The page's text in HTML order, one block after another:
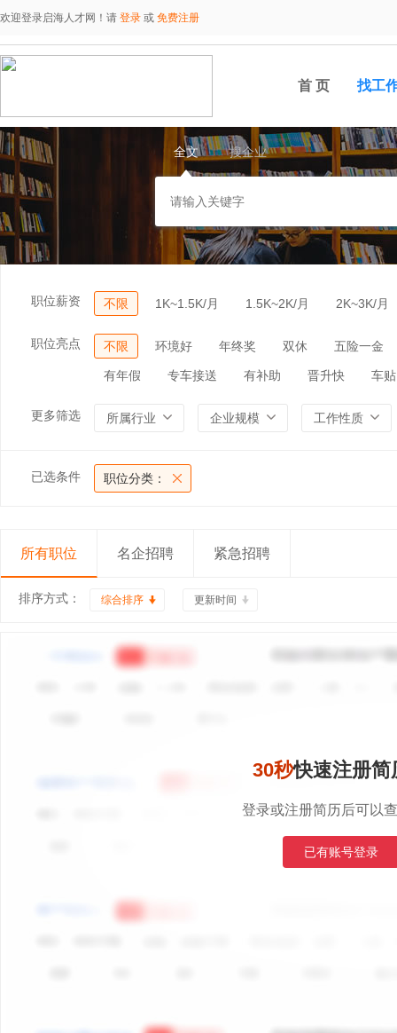
欢迎登录启海人才网！请 登录 或 免费注册
首 页 找工
全文 搜企业
职位薪资 不限 1K~1.5K/月 1.5K~2K/月 2K~3K/月
职位亮点 不限 环境好 年终奖 双休 五险一金
有年假 专车接送 有补助 晋升快 车贴
更多筛选 所属行业 企业规模 工作性质
已选条件 职位分类：
所有职位 名企招聘 紧急招聘
排序方式： 综合排序 更新时间
30秒快速注册简
登录或注册简历后可以
已有账号登录